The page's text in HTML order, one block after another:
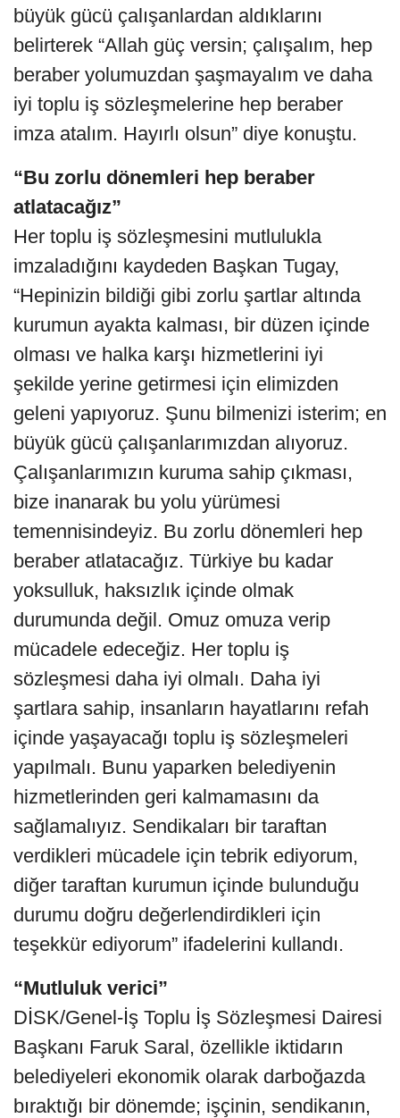
büyük gücü çalışanlardan aldıklarını
belirterek “Allah güç versin; çalışalım, hep
beraber yolumuzdan şaşmayalım ve daha
iyi toplu iş sözleşmelerine hep beraber
imza atalım. Hayırlı olsun” diye konuştu.
“Bu zorlu dönemleri hep beraber
atlatacağız”
Her toplu iş sözleşmesini mutlulukla
imzaladığını kaydeden Başkan Tugay,
“Hepinizin bildiği gibi zorlu şartlar altında
kurumun ayakta kalması, bir düzen içinde
olması ve halka karşı hizmetlerini iyi
şekilde yerine getirmesi için elimizden
geleni yapıyoruz. Şunu bilmenizi isterim; en
büyük gücü çalışanlarımızdan alıyoruz.
Çalışanlarımızın kuruma sahip çıkması,
bize inanarak bu yolu yürümesi
temennisindeyiz. Bu zorlu dönemleri hep
beraber atlatacağız. Türkiye bu kadar
yoksulluk, haksızlık içinde olmak
durumunda değil. Omuz omuza verip
mücadele edeceğiz. Her toplu iş
sözleşmesi daha iyi olmalı. Daha iyi
şartlara sahip, insanların hayatlarını refah
içinde yaşayacağı toplu iş sözleşmeleri
yapılmalı. Bunu yaparken belediyenin
hizmetlerinden geri kalmamasını da
sağlamalıyız. Sendikaları bir taraftan
verdikleri mücadele için tebrik ediyorum,
diğer taraftan kurumun içinde bulunduğu
durumu doğru değerlendirdikleri için
teşekkür ediyorum” ifadelerini kullandı.
“Mutluluk verici”
DİSK/Genel-İş Toplu İş Sözleşmesi Dairesi
Başkanı Faruk Saral, özellikle iktidarın
belediyeleri ekonomik olarak darboğazda
bıraktığı bir dönemde; işçinin, sendikanın,